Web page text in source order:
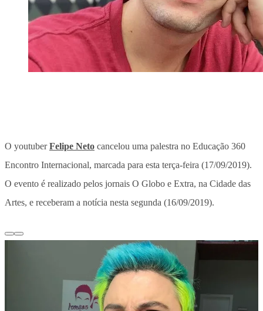
O youtuberFelipe Neto cancelou uma palestra no Educação 360
Encontro Internacional, marcada para esta terça-feira (17/09/2019).
O evento é realizado pelos jornais O Globo e Extra, na Cidade das
Artes, e receberam a notícia nesta segunda (16/09/2019).